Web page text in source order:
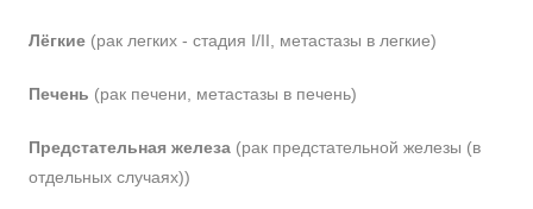
Лёгкие (рак легких - стадия I/II, метастазы в легкие)
Печень (рак печени, метастазы в печень)
Предстательная железа (рак предстательной железы (в
отдельных случаях))